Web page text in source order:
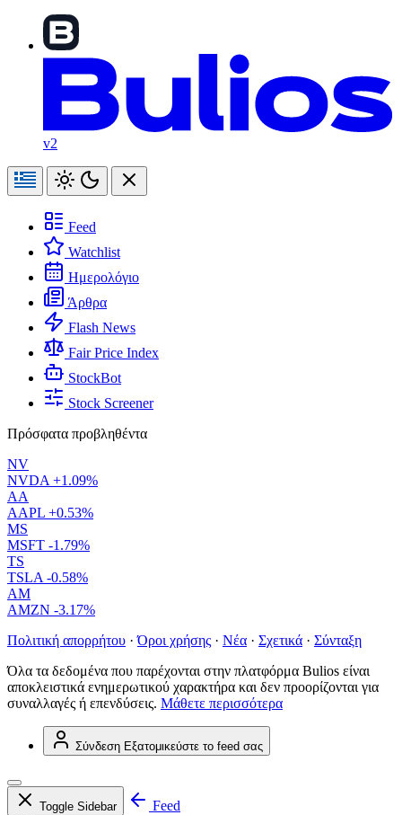
v2
Feed
Watchlist
Ημερολόγιο
Άρθρα
Flash News
Fair Price Index
StockBot
Stock Screener
Πρόσφατα προβληθέντα
NV
NVDA +1.09%
AA
AAPL +0.53%
MS
MSFT -1.79%
TS
TSLA -0.58%
AM
AMZN -3.17%
Πολιτική απορρήτου · Όροι χρήσης · Νέα · Σχετικά · Σύνταξη
Όλα τα δεδομένα που παρέχονται στην πλατφόρμα Bulios είναι
αποκλειστικά ενημερωτικού χαρακτήρα και δεν προορίζονται για
συναλλαγές ή επενδύσεις. Μάθετε περισσότερα
Σύνδεση Εξατομικεύστε το feed σας
Toggle Sidebar
Feed